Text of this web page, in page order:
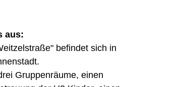
aus:
befindet sich in
Gruppenräume, einen